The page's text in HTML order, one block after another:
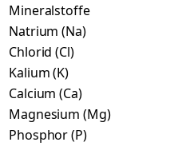
Mineralstoffe
Natrium (Na)
Chlorid (Cl)
Kalium (K)
Calcium (Ca)
Magnesium (Mg)
Phosphor (P)